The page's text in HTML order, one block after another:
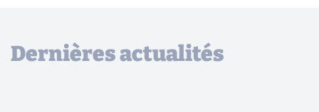
Dernières actualités